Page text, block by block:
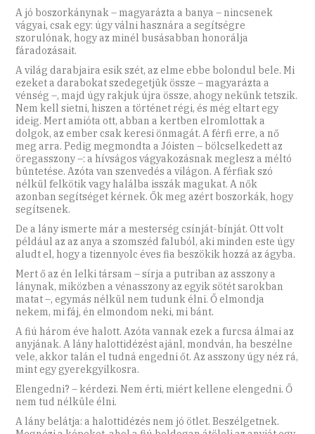
A jó boszorkánynak – magyarázta a banya – nincsenek
vágyai, csak egy: úgy válni hasznára a segítségre
szorulónak, hogy az minél busásabban honorálja
fáradozásait.
A világ darabjaira esik szét, az elme ebbe bolondul bele. Mi
ezeket a darabokat szedegetjük össze – magyarázta a
vénség –, majd úgy rakjuk újra össze, ahogy nekünk tetszik.
Nem kell sietni, hiszen a történet régi, és még eltart egy
ideig. Mert amióta ott, abban a kertben elromlottak a
dolgok, az ember csak keresi önmagát. A férfi erre, a nő
meg arra. Pedig megmondta a Jóisten – bölcselkedett az
öregasszony –: a hívságos vágyakozásnak meglesz a méltó
büntetése. Azóta van szenvedés a világon. A férfiak szó
nélkül felkötik vagy halálba isszák magukat. A nők
azonban segítséget kérnek. Ők meg azért boszorkák, hogy
segítsenek.
De a lány ismerte már a mesterség csínját-bínját. Ott volt
például az az anya a szomszéd faluból, aki minden este úgy
aludt el, hogy a tizennyolc éves fia beszökik hozzá az ágyba.
Mert ő az én lelki társam – sírja a putriban az asszony a
lánynak, miközben a vénasszony az egyik sötét sarokban
matat –, egymás nélkül nem tudunk élni. Ő elmondja
nekem, mi fáj, én elmondom neki, mi bánt.
A fiú három éve halott. Azóta vannak ezek a furcsa álmai az
anyjának. A lány halottidézést ajánl, mondván, ha beszélne
vele, akkor talán el tudná engedni őt. Az asszony úgy néz rá,
mint egy gyerekgyilkosra.
Elengedni? – kérdezi. Nem érti, miért kellene elengedni. Ő
nem tud nélküle élni.
A lány belátja: a halottidézés nem jó ötlet. Beszélgetnek.